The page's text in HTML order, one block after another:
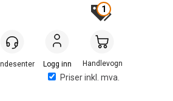
Priser inkl. mva.
Logg inn Handlevogn
1